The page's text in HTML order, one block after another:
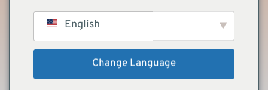
Managed Cloud Support
English
Change Language